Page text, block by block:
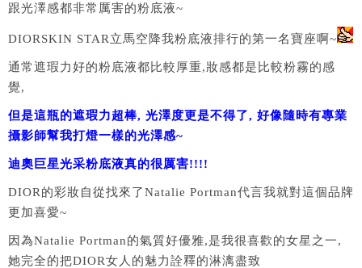
跟光澤感都非常厲害的粉底液~
DIORSKIN STAR立馬空降我粉底液排行的第一名寶座啊~
通常遮瑕力好的粉底液都比較厚重,妝感都是比較粉霧的感
覺,
但是這瓶的遮瑕力超棒, 光澤度更是不得了, 好像隨時有專業
攝影師幫我打燈一樣的光澤感~
迪奧巨星光采粉底液真的很厲害!!!!
DIOR的彩妝自從找來了Natalie Portman代言我就對這個品牌
更加喜愛~
因為Natalie Portman的氣質好優雅,是我很喜歡的女星之一,
她完全的把DIOR女人的魅力詮釋的淋漓盡致